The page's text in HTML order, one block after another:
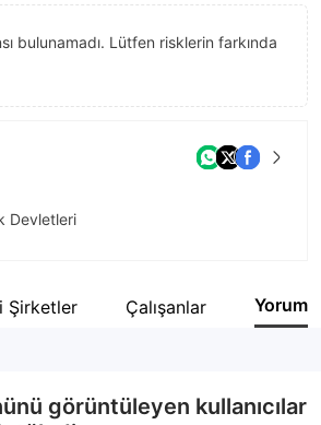
bulunamadı. Lütfen risklerin farkında
Devletleri
Şirketler Çalışanlar Yorum
görüntüleyen kullanıcılar